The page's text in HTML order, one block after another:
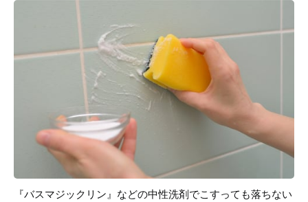
『バスマジックリン』などの中性洗剤でこすっても落ちない